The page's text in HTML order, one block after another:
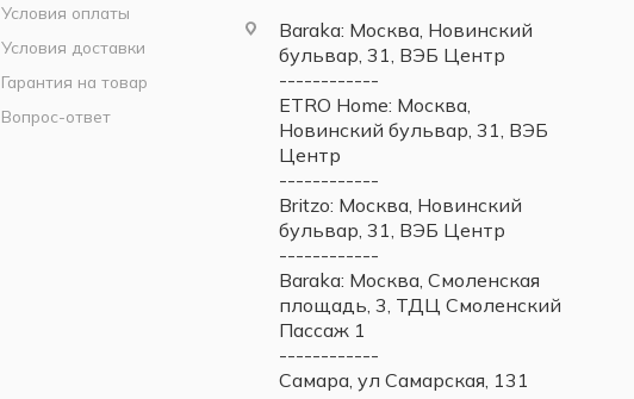
Условия оплаты
Условия доставки
Гарантия на товар
Вопрос-ответ
Baraka: Москва, Новинский
бульвар, 31, ВЭБ Центр
------------
ETRO Home: Москва,
Новинский бульвар, 31, ВЭБ
Центр
------------
Britzo: Москва, Новинский
бульвар, 31, ВЭБ Центр
------------
Baraka: Москва, Смоленская
площадь, 3, ТДЦ Смоленский
Пассаж 1
------------
Самара, ул Самарская, 131